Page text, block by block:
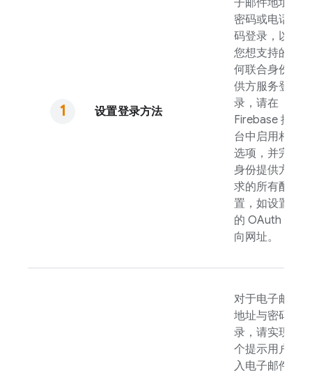
设置登录方法
子邮件地址与
密码或电话号
码登录，以及
您想支持的任
何联合身份提
供方服务登
录，请在
Firebase 控制
台中启用相应
选项，并完成
身份提供方要
求的所有配
置，如设置您
的 OAuth 重定
向网址。
对于电子邮件
地址与密码登
录，请实现一
个提示用户输
入电子邮件地